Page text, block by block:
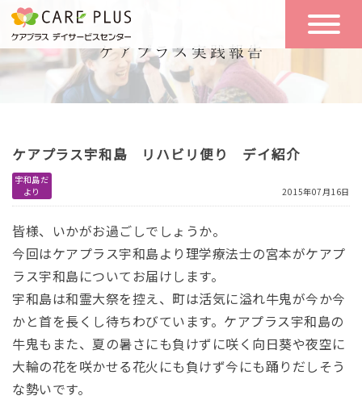
こんな方に
おすすめ
一日の流れ
一日体験
空き状況
リクルート
体験希望
ケアプラス宇和島 リハビリ便り デイ紹介
宇和島だ
より
2015年07月16日
皆様、いかがお過ごしでしょうか。
今回はケアプラス宇和島より理学療法士の宮本がケアプ
ラス宇和島についてお届けします。
宇和島は和霊大祭を控え、町は活気に溢れ牛鬼が今か今
かと首を長くし待ちわびています。ケアプラス宇和島の
牛鬼もまた、夏の暑さにも負けずに咲く向日葵や夜空に
大輪の花を咲かせる花火にも負けず今にも踊りだしそう
な勢いです。